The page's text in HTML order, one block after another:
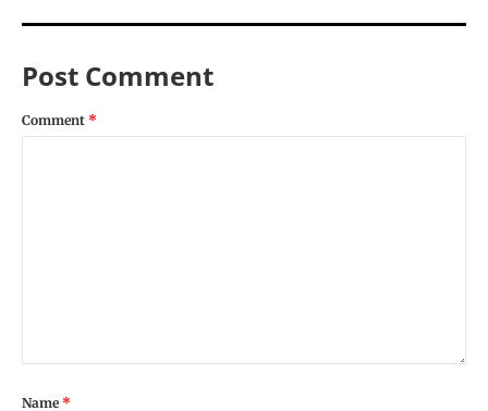
Post Comment
Comment *
Name *